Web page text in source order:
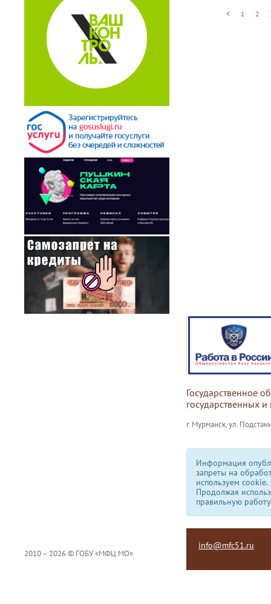
< 1 2
Государственное
государственных
г. Мурманск, ул.
Информация
запреты на
используем сookie.
Продолжая
правильную
2010 – 2026 © ГОБУ «МФЦ МО»
info@mfc51.ru